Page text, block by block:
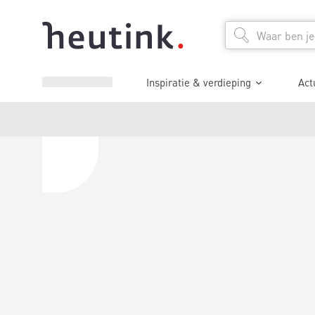
Inspiratie & verdieping